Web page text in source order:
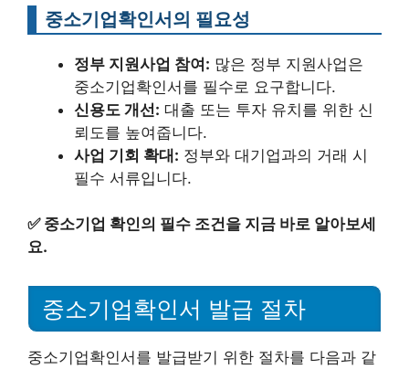
중소기업확인서의 필요성
정부 지원사업 참여: 많은 정부 지원사업은
중소기업확인서를 필수로 요구합니다.
신용도 개선: 대출 또는 투자 유치를 위한 신
뢰도를 높여줍니다.
사업 기회 확대: 정부와 대기업과의 거래 시
필수 서류입니다.
✅ 중소기업 확인의 필수 조건을 지금 바로 알아보세
요.
중소기업확인서 발급 절차
중소기업확인서를 발급받기 위한 절차를 다음과 같